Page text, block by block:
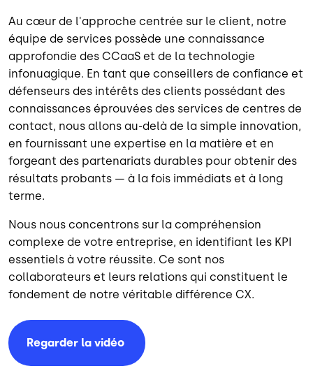
Au cœur de l'approche centrée sur le client, notre
équipe de services possède une connaissance
approfondie des CCaaS et de la technologie
infonuagique. En tant que conseillers de confiance et
défenseurs des intérêts des clients possédant des
connaissances éprouvées des services de centres de
contact, nous allons au-delà de la simple innovation,
en fournissant une expertise en la matière et en
forgeant des partenariats durables pour obtenir des
résultats probants — à la fois immédiats et à long
terme.
Nous nous concentrons sur la compréhension
complexe de votre entreprise, en identifiant les KPI
essentiels à votre réussite. Ce sont nos
collaborateurs et leurs relations qui constituent le
fondement de notre véritable différence CX.
Regarder la vidéo